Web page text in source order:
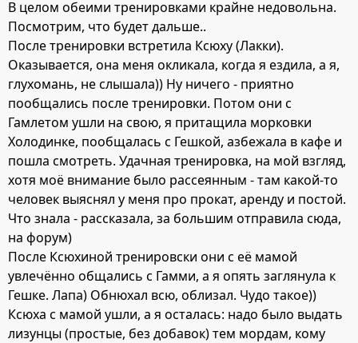
В целом обеими тренировками крайне недовольна.
Посмотрим, что будет дальше..
После тренировки встретила Ксюху (Лакки).
Оказывается, она меня окликала, когда я ездила, а я,
глухомань, не слышала)) Ну ничего - приятно
пообщались после тренировки. Потом они с
Гамлетом ушли на свою, я притащила морковки
Холодинке, пообщалась с Гешкой, азбежала в кафе и
пошла смотреть. Удачная тренировка, на мой взгляд,
хотя моё внимание было рассеянным - там какой-то
человек выяснял у меня про прокат, аренду и постой.
Что знала - рассказала, за большим отправила сюда,
на форум)
После Ксюхиной тренировски они с её мамой
увлечённо общались с Гамми, а я опять заглянула к
Гешке. Лапа) Обнюхал всю, облизал. Чудо такое))
Ксюха с мамой ушли, а я осталась: надо было выдать
лизунцы (простые, без добавок) тем мордам, кому